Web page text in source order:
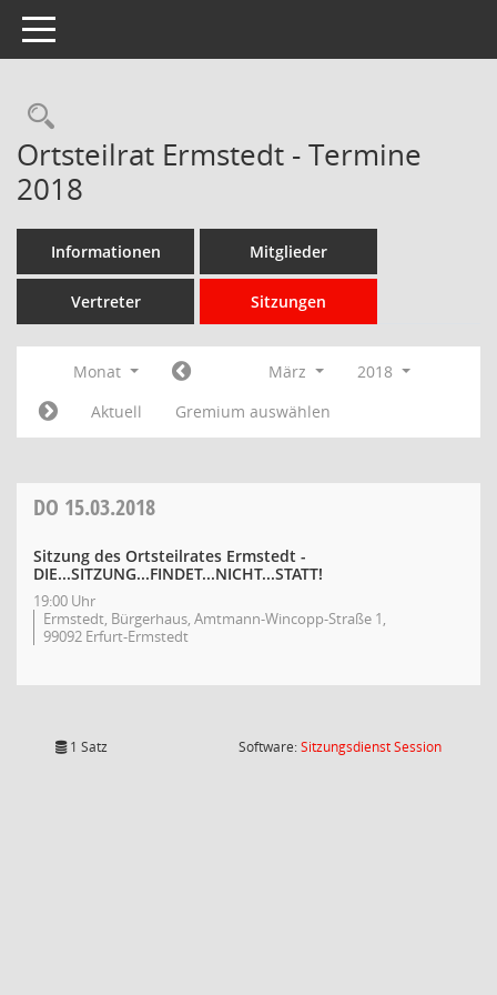
Toggle navigation
Rechercheauswahl
Ortsteilrat Ermstedt - Termine
2018
Informationen Mitglieder
Vertreter Sitzungen
Monat März
2018
Aktuell
Gremium auswählen
DO 15.03.2018
Sitzung des Ortsteilrates Ermstedt -
DIE...SITZUNG...FINDET...NICHT...STATT!
19:00 Uhr
Ermstedt, Bürgerhaus, Amtmann-Wincopp-Straße 1,
99092 Erfurt-Ermstedt
1 Satz Software:SitzungsdienstSession(Wird in